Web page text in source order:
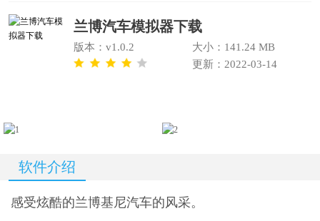
兰博汽车模拟器下载
版本：v1.0.2
大小：141.24 MB
更新：2022-03-14
软件介绍
感受炫酷的兰博基尼汽车的风采。